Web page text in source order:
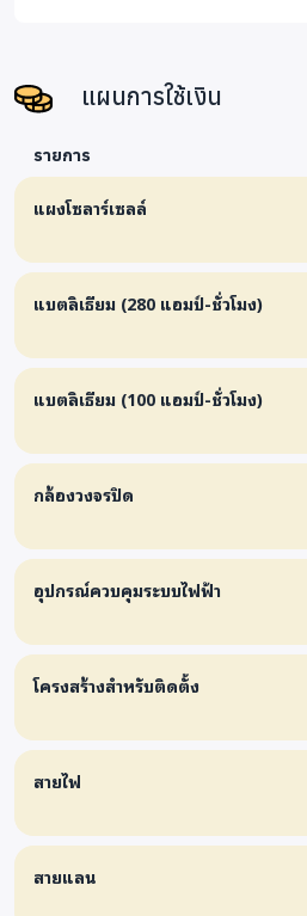
แผนการใช้เงิน
รายการ
แผงโซลาร์เซลล์
แบตลิเธียม (280 แอมป์-ชั่วโมง)
แบตลิเธียม (100 แอมป์-ชั่วโมง)
กล้องวงจรปิด
อุปกรณ์ควบคุมระบบไฟฟ้า
โครงสร้างสำหรับติดตั้ง
สายไฟ
สายแลน